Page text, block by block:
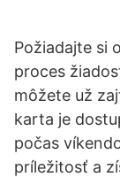
Požiadajte si
proces
môžete už
karta je
počas
príležitosť a